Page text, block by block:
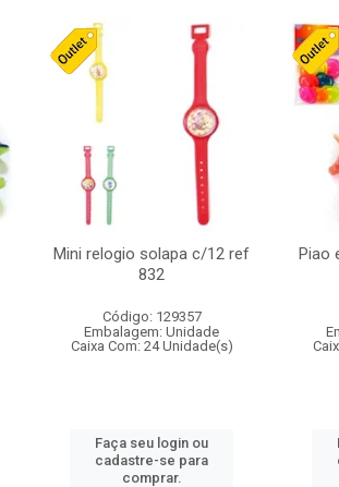
Mini relogio solapa c/12 ref
832
Código: 129357
Embalagem: Unidade
Caixa Com: 24 Unidade(s)
Faça seu login ou
cadastre-se para
comprar.
Piao